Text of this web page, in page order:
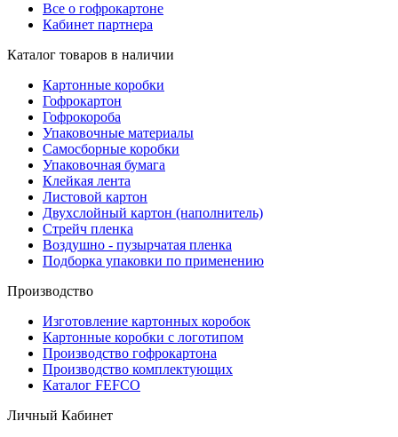
Все о гофрокартоне
Кабинет партнера
Каталог товаров в наличии
Картонные коробки
Гофрокартон
Гофрокороба
Упаковочные материалы
Самосборные коробки
Упаковочная бумага
Клейкая лента
Листовой картон
Двухслойный картон (наполнитель)
Стрейч пленка
Воздушно - пузырчатая пленка
Подборка упаковки по применению
Производство
Изготовление картонных коробок
Картонные коробки с логотипом
Производство гофрокартона
Производство комплектующих
Каталог FEFCO
Личный Кабинет